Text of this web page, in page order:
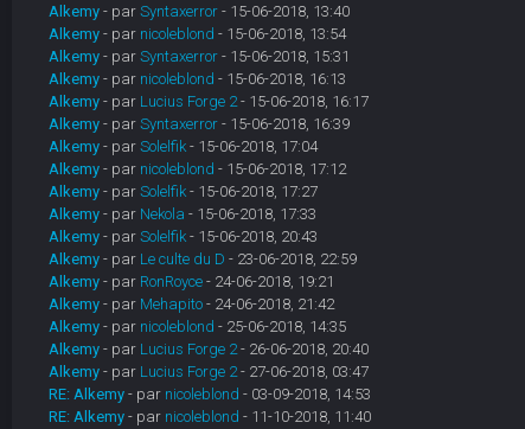
Alkemy - par Syntaxerror- 15-06-2018, 13:40
Alkemy - par nicoleblond - 15-06-2018, 13:54
Alkemy - par Syntaxerror- 15-06-2018, 15:31
Alkemy - par nicoleblond - 15-06-2018, 16:13
Alkemy - par Lucius Forge 2- 15-06-2018, 16:17
Alkemy - par Syntaxerror- 15-06-2018, 16:39
Alkemy - par Solelfik- 15-06-2018, 17:04
Alkemy - par nicoleblond - 15-06-2018, 17:12
Alkemy - par Solelfik- 15-06-2018, 17:27
Alkemy - par Nekola - 15-06-2018, 17:33
Alkemy - par Solelfik- 15-06-2018, 20:43
Alkemy - par Le culte du D - 23-06-2018, 22:59
Alkemy - par RonRoyce- 24-06-2018, 19:21
Alkemy - par Mehapito- 24-06-2018, 21:42
Alkemy - par nicoleblond - 25-06-2018, 14:35
Alkemy - par Lucius Forge 2- 26-06-2018, 20:40
Alkemy - par Lucius Forge 2- 27-06-2018, 03:47
RE: Alkemy - par nicoleblond - 03-09-2018, 14:53
RE: Alkemy - par nicoleblond - 11-10-2018, 11:40